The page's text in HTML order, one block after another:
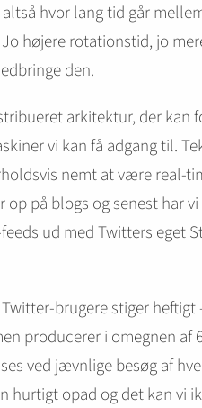
hvor lang tid går
højere rotationstid, jo
den.
arkitektur, der kan
vi kan få adgang til.
nemt at være real-
på blogs og senest har
ud med Twitters eget
brugere stiger heftigt
producerer i omegnen af
ved jævnlige besøg af
hurtigt opad og det kan vi